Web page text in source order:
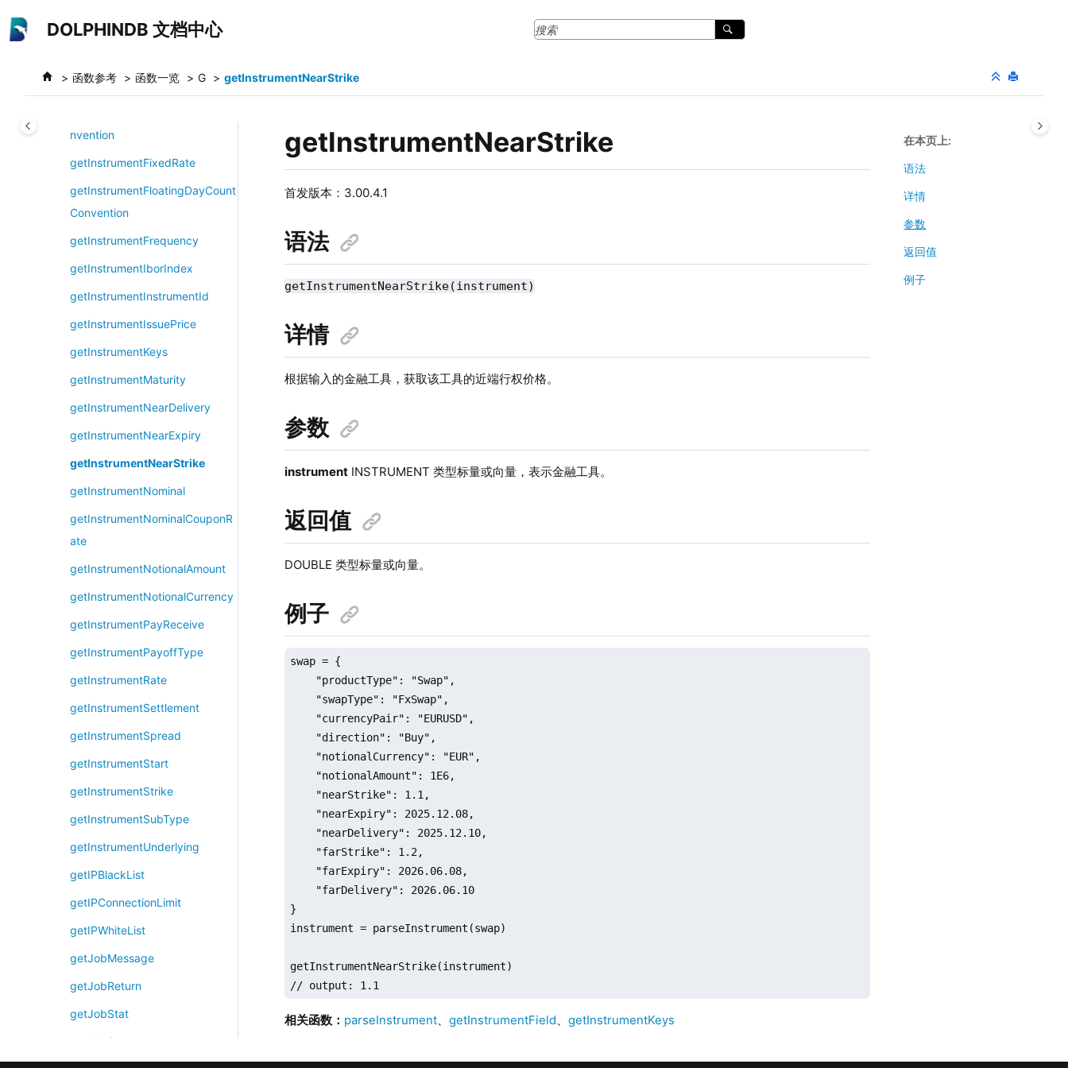
DOLPHINDB 文档中心
函数参考 函数一览 G getInstrumentNearStrike
getInstrumentFarExpiry
getInstrumentField
nvention
getInstrumentFixedRate
getInstrumentFloatingDayCount
Convention
getInstrumentFrequency
getInstrumentIborIndex
getInstrumentInstrumentId
getInstrumentIssuePrice
getInstrumentKeys
getInstrumentMaturity
getInstrumentNearDelivery
getInstrumentNearExpiry
getInstrumentNearStrike
getInstrumentNominal
getInstrumentNominalCouponR
ate
getInstrumentNotionalAmount
getInstrumentNotionalCurrency
getInstrumentPayReceive
getInstrumentPayoffType
getInstrumentRate
getInstrumentSettlement
getInstrumentSpread
getInstrumentStart
getInstrumentStrike
getInstrumentSubType
getInstrumentUnderlying
getIPBlackList
getIPConnectionLimit
getIPWhiteList
getJobMessage
getJobReturn
getJobStat
getJobStatus
getInstrumentNearStrike
首发版本：3.00.4.1
语法
getInstrumentNearStrike(instrument)
详情
根据输入的金融工具，获取该工具的近端行权价格。
参数
instrument INSTRUMENT 类型标量或向量，表示金融工具。
返回值
DOUBLE 类型标量或向量。
例子
swap = {
    "productType": "Swap",
    "swapType": "FxSwap",
    "currencyPair": "EURUSD",
    "direction": "Buy",
    "notionalCurrency": "EUR",
    "notionalAmount": 1E6,
    "nearStrike": 1.1,
    "nearExpiry": 2025.12.08,
    "nearDelivery": 2025.12.10,
    "farStrike": 1.2,
    "farExpiry": 2026.06.08,
    "farDelivery": 2026.06.10
}
instrument = parseInstrument(swap)
getInstrumentNearStrike(instrument)
// output: 1.1
相关函数： parseInstrument 、getInstrumentField 、getInstrumentKeys
在本页上
语法
详情
参数
返回值
例子